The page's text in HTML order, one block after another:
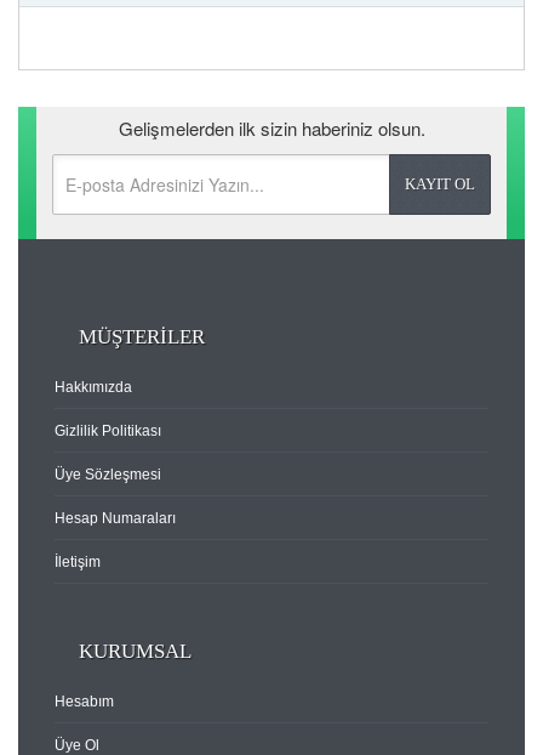
Gelişmelerden ilk sizin haberiniz olsun.
MÜŞTERİLER
Hakkımızda
Gizlilik Politikası
Üye Sözleşmesi
Hesap Numaraları
İletişim
KURUMSAL
Hesabım
Üye Ol